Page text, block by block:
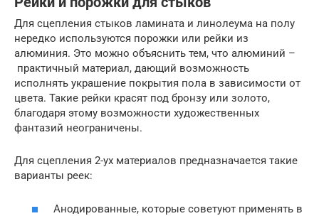
Для сцепления стыков ламината и линолеума на полу
нередко используются порожки или рейки из
алюминия. Это можно объяснить тем, что алюминий –
практичный материал, дающий возможность
исполнять украшение покрытия пола в зависимости от
цвета. Такие рейки красят под бронзу или золото,
благодаря этому возможности художественных
фантазий неограничены.
Для сцепления 2-ух материалов предназначается такие
варианты реек:
Анодированные, которые советуют применять в